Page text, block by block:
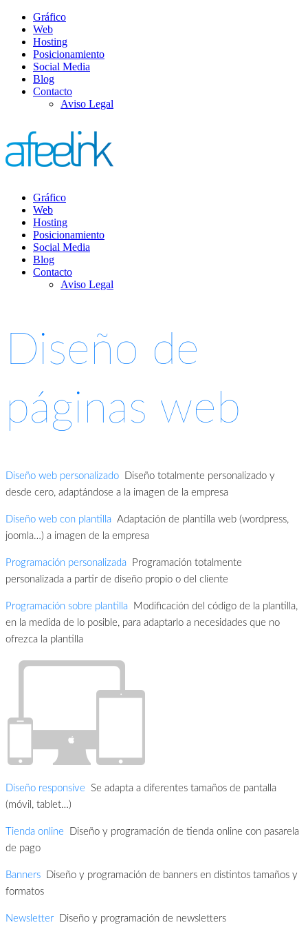
Gráfico
Web
Hosting
Posicionamiento
Social Media
Blog
Contacto
Aviso Legal
Gráfico
Web
Hosting
Posicionamiento
Social Media
Blog
Contacto
Aviso Legal
Diseño de
páginas web
Diseño web personalizado
Diseño totalmente personalizado y
desde cero, adaptándose a la imagen de la empresa
Diseño web con plantilla Adaptación de plantilla web (wordpress,
joomla…) a imagen de la empresa
Programación personalizada Programación totalmente
personalizada a partir de diseño propio o del cliente
Programación sobre plantilla Modificación del código de la plantilla,
en la medida de lo posible, para adaptarlo a necesidades que no
ofrezca la plantilla
Diseño responsive Se adapta a diferentes tamaños de pantalla
(móvil, tablet…)
Tienda online Diseño y programación de tienda online con pasarela
de pago
Banners Diseño y programación de banners en distintos tamaños y
formatos
Newsletter Diseño y programación de newsletters